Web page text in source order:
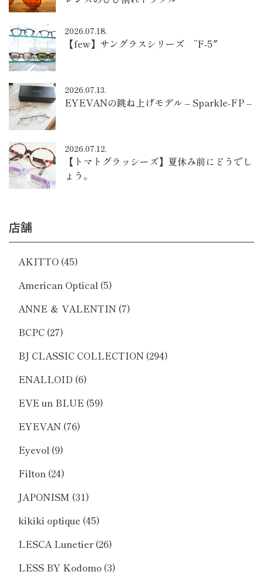
2026.07.18.
【few】サングラスシリーズ ”F-5″
2026.07.13.
EYEVANの跳ね上げモデル – Sparkle-FP –
2026.07.12.
【トマトグラッシーズ】夏休み前にどうでし
ょう。
店舗
AKITTO (45)
American Optical (5)
ANNE ＆ VALENTIN (7)
BCPC (27)
BJ CLASSIC COLLECTION (294)
ENALLOID (6)
EVE un BLUE (59)
EYEVAN (76)
Eyevol (9)
Filton (24)
JAPONISM (31)
kikiki optique (45)
LESCA Lunetier(26)
LESS BY Kodomo (3)